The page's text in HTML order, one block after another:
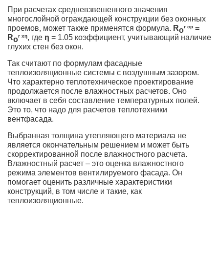
При расчетах средневзвешенного значения
многослойной ограждающей конструкции без оконных
проемов, может также применятся формула. Ror cp =
Ror xη, где η = 1.05 коэффициент, учитывающий наличие
глухих стен без окон.
Так считают по формулам фасадные
теплоизоляционные системы с воздушным зазором.
Что характерно теплотехническое проектирование
продолжается после влажностных расчетов. Оно
включает в себя составление температурных полей.
Это то, что надо для расчетов теплотехники
вентфасада.
Выбранная толщина утепляющего материала не
является окончательным решением и может быть
скорректированной после влажностного расчета.
Влажностный расчет – это оценка влажностного
режима элементов вентилируемого фасада. Он
помогает оценить различные характеристики
конструкций, в том числе и такие, как
теплоизоляционные.